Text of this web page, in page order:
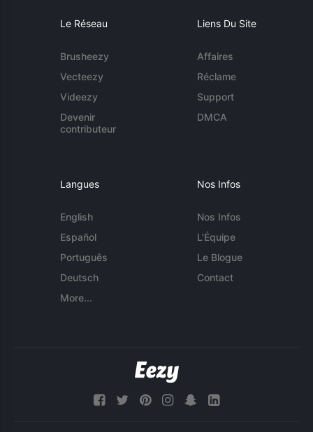
Le Réseau
Brusheezy
Vecteezy
Videezy
Devenir
contributeur
Liens Du Site
Affaires
Réclame
Support
DMCA
Langues
English
Español
Português
Deutsch
More...
Nos Infos
Nos Infos
L'Équipe
Le Blogue
Contact